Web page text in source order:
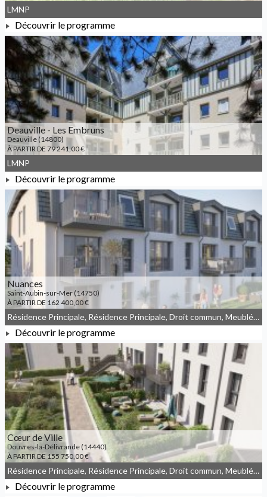
À PARTIR DE 276 068,00 €
LMNP
Découvrir le programme
Deauville - Les Embruns
Deauville (14800)
À PARTIR DE 79 241,00 €
À PARTIR DE 79 241,00 €
LMNP
Découvrir le programme
Nuances
Saint-Aubin-sur-Mer (14750)
À PARTIR DE 162 400,00 €
À PARTIR DE 162 400,00 €
Résidence Principale, Résidence Principale, Droit commun, Meublé non géré, JEANBRUN
Découvrir le programme
Cœur de Ville
Douvres-la-Délivrande (14440)
À PARTIR DE 155 750,00 €
Résidence Principale, Résidence Principale, Droit commun, Meublé non géré, JEANBRUN
Découvrir le programme